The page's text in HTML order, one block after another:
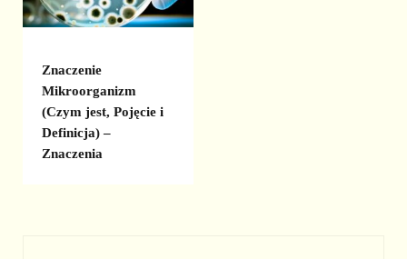
Znaczenie
Mikroorganizm
(Czym jest, Pojęcie i
Definicja) –
Znaczenia